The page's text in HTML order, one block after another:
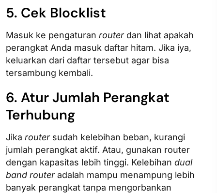
5. Cek Blocklist
Masuk ke pengaturan routerdan lihat apakah
perangkat Anda masuk daftar hitam. Jika iya,
keluarkan dari daftar tersebut agar bisa
tersambung kembali.
6. Atur Jumlah Perangkat
Terhubung
Jika routersudah kelebihan beban, kurangi
jumlah perangkat aktif. Atau, gunakan router
dengan kapasitas lebih tinggi. Kelebihan dual
band routeradalah mampu menampung lebih
banyak perangkat tanpa mengorbankan